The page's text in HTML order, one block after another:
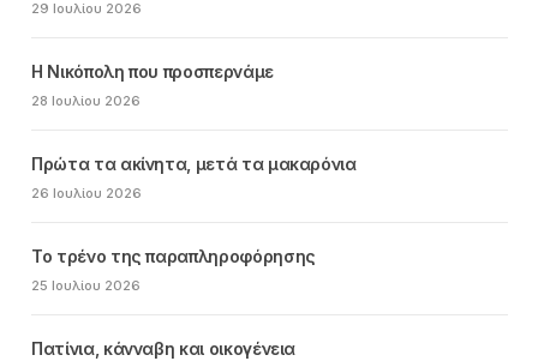
29 Ιουλίου 2026
Η Νικόπολη που προσπερνάμε
28 Ιουλίου 2026
Πρώτα τα ακίνητα, μετά τα μακαρόνια
26 Ιουλίου 2026
Το τρένο της παραπληροφόρησης
25 Ιουλίου 2026
Πατίνια, κάνναβη και οικογένεια